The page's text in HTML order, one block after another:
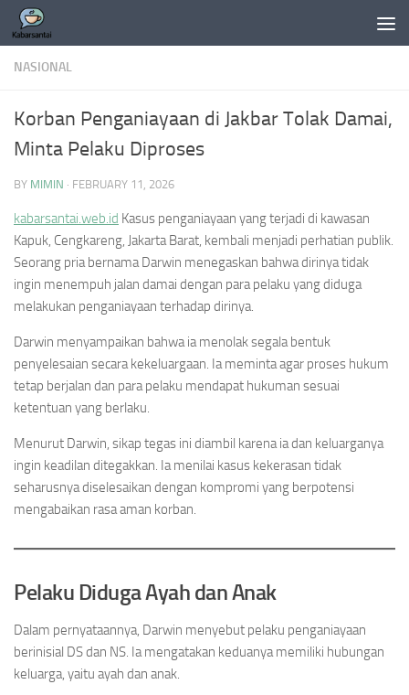
Skip to content
NASIONAL
Korban Penganiayaan di Jakbar Tolak Damai,
Minta Pelaku Diproses
BY MIMIN · FEBRUARY 11, 2026
kabarsantai.web.id Kasus penganiayaan yang terjadi di kawasan
Kapuk, Cengkareng, Jakarta Barat, kembali menjadi perhatian publik.
Seorang pria bernama Darwin menegaskan bahwa dirinya tidak
ingin menempuh jalan damai dengan para pelaku yang diduga
melakukan penganiayaan terhadap dirinya.
Darwin menyampaikan bahwa ia menolak segala bentuk
penyelesaian secara kekeluargaan. Ia meminta agar proses hukum
tetap berjalan dan para pelaku mendapat hukuman sesuai
ketentuan yang berlaku.
Menurut Darwin, sikap tegas ini diambil karena ia dan keluarganya
ingin keadilan ditegakkan. Ia menilai kasus kekerasan tidak
seharusnya diselesaikan dengan kompromi yang berpotensi
mengabaikan rasa aman korban.
Pelaku Diduga Ayah dan Anak
Dalam pernyataannya, Darwin menyebut pelaku penganiayaan
berinisial DS dan NS. Ia mengatakan keduanya memiliki hubungan
keluarga, yaitu ayah dan anak.